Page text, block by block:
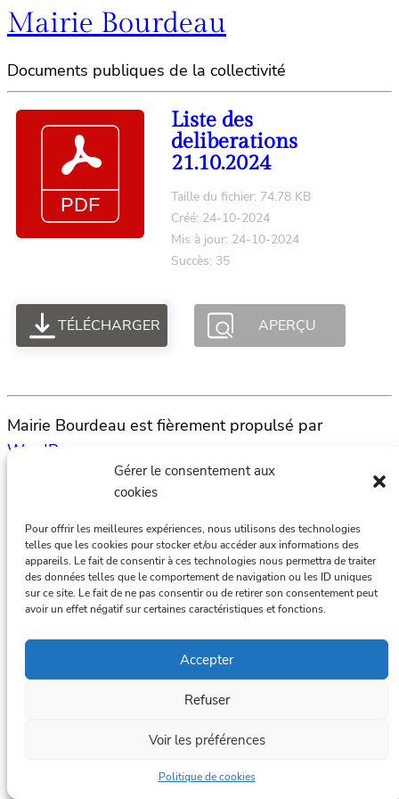
Gérer le consentement aux
cookies
Pour offrir les meilleures expériences, nous utilisons des technologies
telles que les cookies pour stocker et/ou accéder aux informations des
appareils. Le fait de consentir à ces technologies nous permettra de traiter
des données telles que le comportement de navigation ou les ID uniques
sur ce site. Le fait de ne pas consentir ou de retirer son consentement peut
avoir un effet négatif sur certaines caractéristiques et fonctions.
Accepter
Refuser
Voir les préférences
Politique de cookies
Mairie Bourdeau
Documents publiques de la collectivité
Liste des
deliberations
21.10.2024
Taille du fichier: 74.78 KB
Créé: 24-10-2024
Mis à jour: 24-10-2024
Succès: 35
TÉLÉCHARGER APERÇU
Mairie Bourdeau est fièrement propulsé par
WordPress